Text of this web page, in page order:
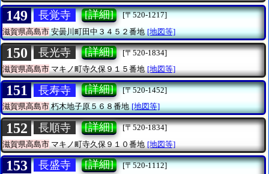
149 長覚寺 [詳細]
[〒520-1217]
滋賀県高島市安曇川町田中３４５２番地 [地図等]
150 長光寺 [詳細]
[〒520-1834]
滋賀県高島市 マキノ町寺久保９１５番地 [地図等]
151 長寿寺 [詳細]
[〒520-1452]
滋賀県高島市朽木地子原５６８番地 [地図等]
152 長順寺 [詳細]
[〒520-1834]
滋賀県高島市 マキノ町寺久保９１０番地 [地図等]
153 長盛寺 [詳細]
[〒520-1112]